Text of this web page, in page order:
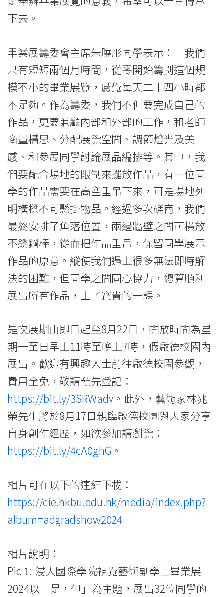
下去。」
畢業展籌委會主席朱曉彤同學表示：「我們
只有短短兩個月時間，從零開始籌劃這個規
模不小的畢業展覽，感覺每天二十四小時都
不足夠。作為籌委，我們不但要完成自己的
作品，更要兼顧內部和外部的工作，和老師
商量構思、分配展覽空間、調節燈光及美
感、和參展同學討論展品編排等。其中，我
們要配合場地的限制來擺放作品，有一位同
學的作品需要在高空垂吊下來，可是場地列
明橫樑不可懸掛物品。經過多次磋商，我們
最終安排了角落位置，兩邊牆壁之間可橫放
不銹鋼棒，從而把作品垂吊，保留同學展示
作品的原意。縱使我們遇上很多無法即時解
決的困難，但同學之間同心協力，總算順利
展出所有作品，上了寶貴的一課。」
是次展期由即日起至8月22日，開放時間為星
期一至日早上11時至晚上7時，假啟德校園內
展出。歡迎有興趣人士前往啟德校園參觀，
費用全免，敬請預先登記：
https://bit.ly/3SRWadv 。此外，藝術家林兆
榮先生將於8月17日親臨啟德校園與大家分享
自身創作經歷，如欲參加請瀏覽：
https://bit.ly/4cA0ghG 。
相片可在以下的連結下載：
https://cie.hkbu.edu.hk/media/index.php?
album=adgradshow2024
相片說明：
Pic 1: 浸大國際學院視覺藝術副學士畢業展
2024以「是，但」為主題，展出32位同學的